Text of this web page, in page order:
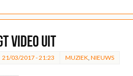
video uit
21/03/2017 - 21:23 MUZIEK NIEUWS